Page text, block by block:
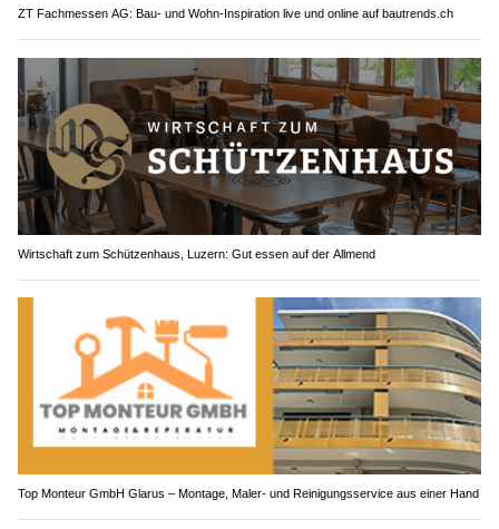
ZT Fachmessen AG: Bau- und Wohn-Inspiration live und online auf bautrends.ch
Wirtschaft zum Schützenhaus, Luzern: Gut essen auf der Allmend
Top Monteur GmbH Glarus – Montage, Maler- und Reinigungsservice aus einer Hand